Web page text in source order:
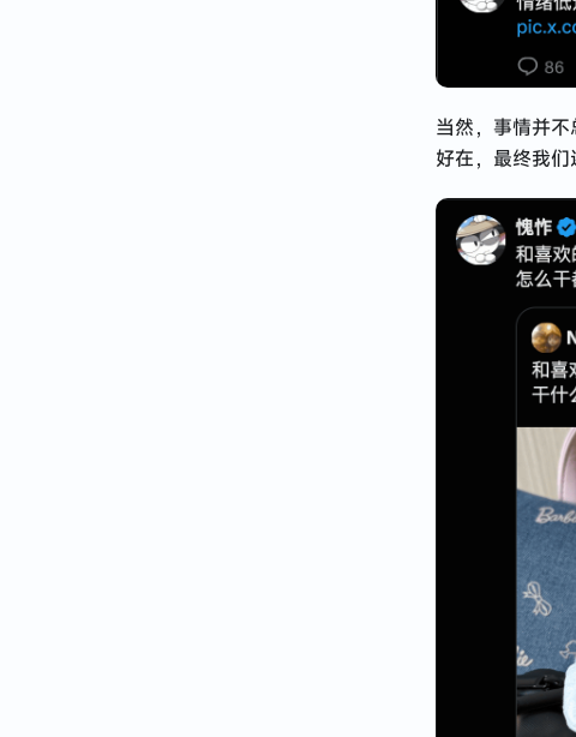
当然，事情并
好在，最终我们